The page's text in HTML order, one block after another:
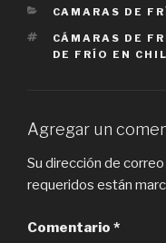
CATEGORIES
CAMARAS DE
TAGS
CÁMARAS DE
DE FRÍO EN
Agregar un
Su dirección de
requeridos están
Comentario *